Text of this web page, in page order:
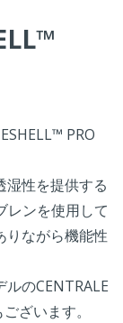
PRO
湿性を提供する
ンを使用して
りながら機能性
のCENTRALE
ざいます。